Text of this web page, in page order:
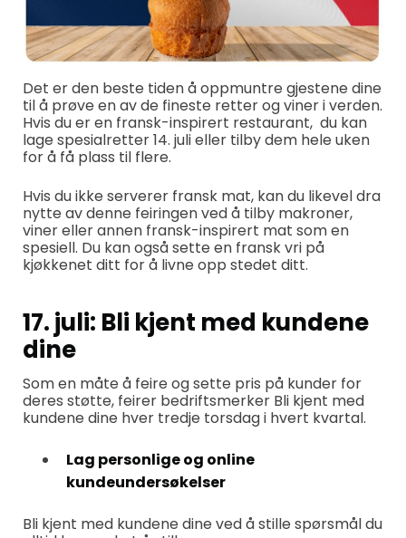
Det er den beste tiden å oppmuntre gjestene dine
til å prøve en av de fineste retter og viner i verden.
Hvis du er en fransk-inspirert restaurant, du kan
lage spesialretter 14. juli eller tilby dem hele uken
for å få plass til flere.
Hvis du ikke serverer fransk mat, kan du likevel dra
nytte av denne feiringen ved å tilby makroner,
viner eller annen fransk-inspirert mat som en
spesiell. Du kan også sette en fransk vri på
kjøkkenet ditt for å livne opp stedet ditt.
17. juli: Bli kjent med kundene
dine
Som en måte å feire og sette pris på kunder for
deres støtte, feirer bedriftsmerker Bli kjent med
kundene dine hver tredje torsdag i hvert kvartal.
Lag personlige og online
kundeundersøkelser
Bli kjent med kundene dine ved å stille spørsmål du